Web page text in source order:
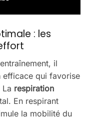
: les
il
efficace qui favorise
respiration
En respirant
la mobilité du